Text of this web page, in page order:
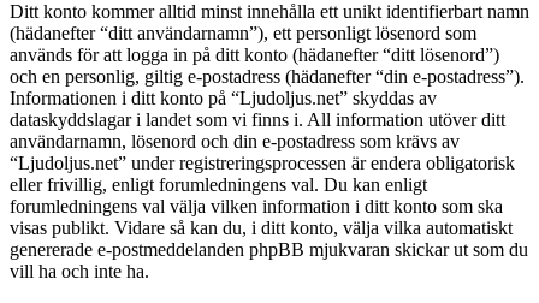
Ditt konto kommer alltid minst innehålla ett unikt identifierbart namn
(hädanefter “ditt användarnamn”), ett personligt lösenord som
används för att logga in på ditt konto (hädanefter “ditt lösenord”)
och en personlig, giltig e-postadress (hädanefter “din e-postadress”).
Informationen i ditt konto på “Ljudoljus.net” skyddas av
dataskyddslagar i landet som vi finns i. All information utöver ditt
användarnamn, lösenord och din e-postadress som krävs av
“Ljudoljus.net” under registreringsprocessen är endera obligatorisk
eller frivillig, enligt forumledningens val. Du kan enligt
forumledningens val välja vilken information i ditt konto som ska
visas publikt. Vidare så kan du, i ditt konto, välja vilka automatiskt
genererade e-postmeddelanden phpBB mjukvaran skickar ut som du
vill ha och inte ha.